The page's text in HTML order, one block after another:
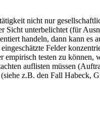
nicht nur
unterbelichtet (für
handeln, dann kann es
Felder
testen zu können,
auflisten müssen
z.B. den Fall Habeck,